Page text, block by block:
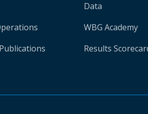
Data
WBG Academy
Results